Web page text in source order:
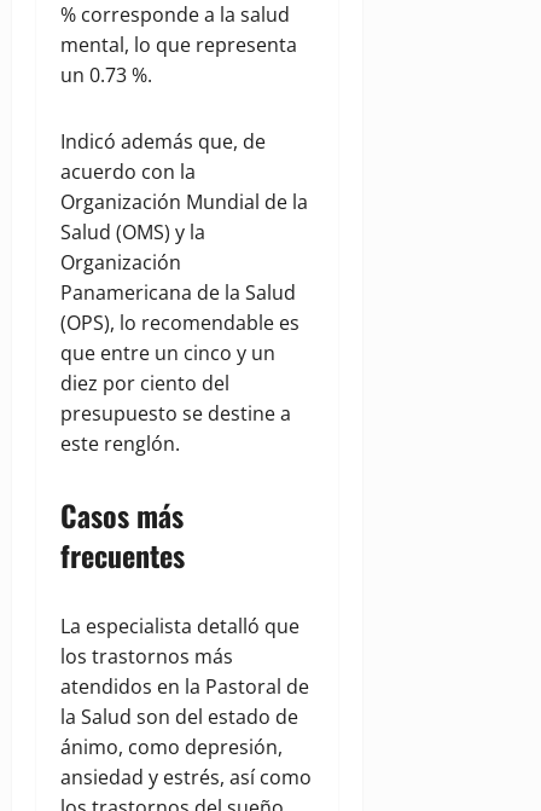
% corresponde a la salud
mental, lo que representa
un 0.73 %.
Indicó además que, de
acuerdo con la
Organización Mundial de la
Salud (OMS) y la
Organización
Panamericana de la Salud
(OPS), lo recomendable es
que entre un cinco y un
diez por ciento del
presupuesto se destine a
este renglón.
Casos más
frecuentes
La especialista detalló que
los trastornos más
atendidos en la Pastoral de
la Salud son del estado de
ánimo, como depresión,
ansiedad y estrés, así como